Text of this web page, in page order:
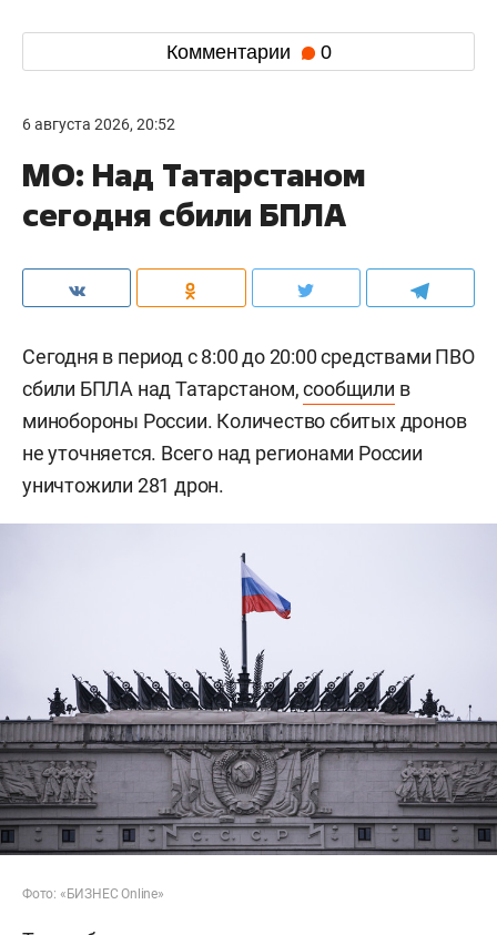
Комментарии 0
6 августа 2026, 20:52
МО: Над Татарстаном
сегодня сбили БПЛА
Сегодня в период с 8:00 до 20:00 средствами ПВО
сбили БПЛА над Татарстаном,сообщили в
минобороны России. Количество сбитых дронов
не уточняется. Всего над регионами России
уничтожили 281 дрон.
Фото: «БИЗНЕС Online»